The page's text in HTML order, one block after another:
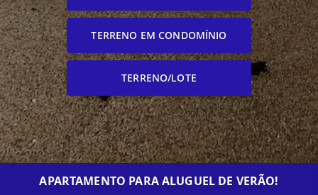
TERRENO EM CONDOMÍNIO
TERRENO/LOTE
APARTAMENTO PARA ALUGUEL DE VERÃO!